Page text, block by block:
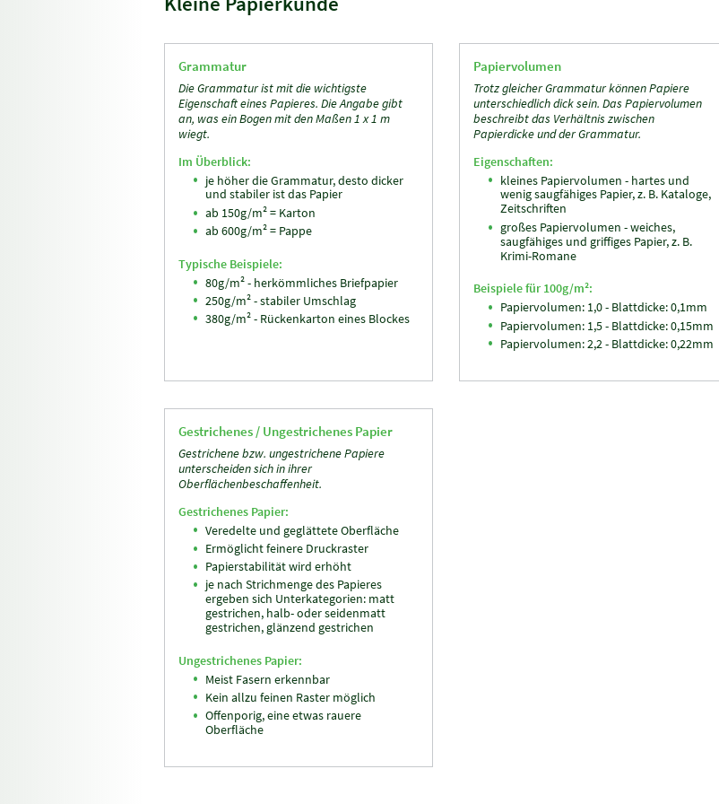
Grammatur
Die Grammatur ist mit die wichtigste
Eigenschaft eines Papieres. Die Angabe gibt
an, was ein Bogen mit den Maßen 1 x 1 m
wiegt.
Im Überblick:
je höher die Grammatur, desto dicker
und stabiler ist das Papier
ab 150g/m² = Karton
ab 600g/m² = Pappe
Typische Beispiele:
80g/m² - herkömmliches Briefpapier
250g/m² - stabiler Umschlag
380g/m² - Rückenkarton eines Blockes
Papiervolumen
Trotz gleicher Grammatur können Papiere
unterschiedlich dick sein. Das Papiervolumen
beschreibt das Verhältnis zwischen
Papierdicke und der Grammatur.
Eigenschaften:
kleines Papiervolumen - hartes und
wenig saugfähiges Papier, z. B. Kataloge,
Zeitschriften
großes Papiervolumen - weiches,
saugfähiges und griffiges Papier, z. B.
Krimi-Romane
Beispiele für 100g/m²:
Papiervolumen: 1,0 - Blattdicke: 0,1mm
Papiervolumen: 1,5 - Blattdicke: 0,15mm
Papiervolumen: 2,2 - Blattdicke: 0,22mm
Gestrichenes / Ungestrichenes Papier
Gestrichene bzw. ungestrichene Papiere
unterscheiden sich in ihrer
Oberflächenbeschaffenheit.
Gestrichenes Papier:
Veredelte und geglättete Oberfläche
Ermöglicht feinere Druckraster
Papierstabilität wird erhöht
je nach Strichmenge des Papieres
ergeben sich Unterkategorien: matt
gestrichen, halb- oder seidenmatt
gestrichen, glänzend gestrichen
Ungestrichenes Papier:
Meist Fasern erkennbar
Kein allzu feinen Raster möglich
Offenporig, eine etwas rauere
Oberfläche